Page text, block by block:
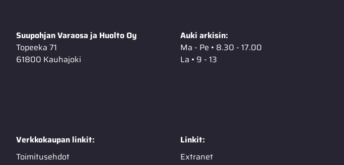
Suupohjan Varaosa ja Huolto Oy
Topeeka 71
61800 Kauhajoki
Auki arkisin:
Ma - Pe • 8.30 - 17.00
La • 9 - 13
Verkkokaupan linkit:
Toimitusehdot
Linkit:
Extranet